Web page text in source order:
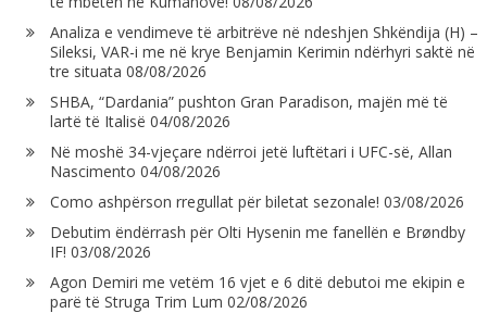
Analiza e vendimeve të arbitrëve në ndeshjen Shkëndija (H) –
Sileksi, VAR-i me në krye Benjamin Kerimin ndërhyri saktë në
tre situata 08/08/2026
SHBA, “Dardania” pushton Gran Paradison, majën më të
lartë të Italisë 04/08/2026
Në moshë 34-vjeçare ndërroi jetë luftëtari i UFC-së, Allan
Nascimento 04/08/2026
Como ashpërson rregullat për biletat sezonale! 03/08/2026
Debutim ëndërrash për Olti Hysenin me fanellën e Brøndby
IF! 03/08/2026
Agon Demiri me vetëm 16 vjet e 6 ditë debutoi me ekipin e
parë të Struga Trim Lum 02/08/2026